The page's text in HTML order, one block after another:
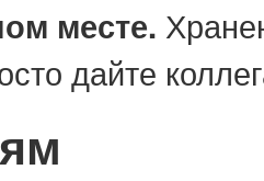
месте.
дайте